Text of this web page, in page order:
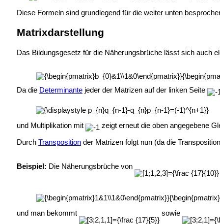
Diese Formeln sind grundlegend für die weiter unten
Matrixdarstellung
Das Bildungsgesetz für die Näherungsbrüche lässt sich auch
Da die Determinantejeder der Matrizen auf der linken Seite
und Multiplikation mit zeigt erneut die oben angegebene
Durch Transpositionder Matrizen folgt nun (da die
Beispiel: Die Näherungsbrüche von
und man bekommt sowie